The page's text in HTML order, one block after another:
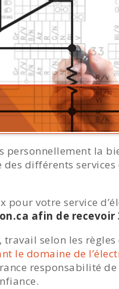
la
différents
pour votre service
afin de recevoir
selon les
le domaine de
responsabilité